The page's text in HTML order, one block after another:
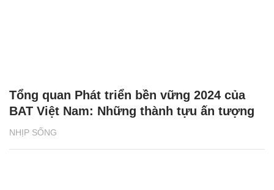
NHỊP SỐNG
Tổng quan Phát triển bền vững 2024 của
BAT Việt Nam: Những thành tựu ấn tượng